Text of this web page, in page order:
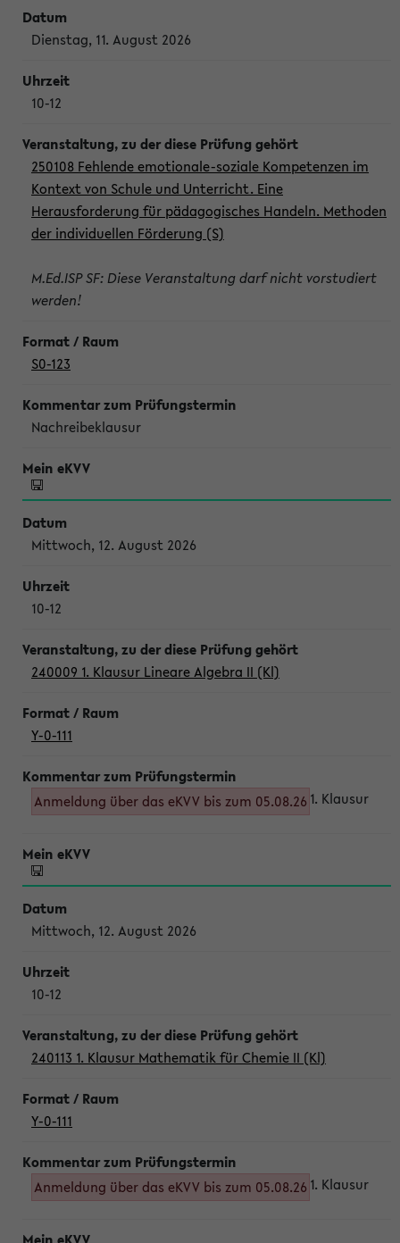
Dienstag, 11. August 2026
10-12
250108 Fehlende emotionale-soziale Kompetenzen im
Kontext von Schule und Unterricht. Eine
Herausforderung für pädagogisches Handeln. Methoden
der individuellen Förderung (S)
M.Ed.ISP SF: Diese Veranstaltung darf nicht vorstudiert
werden!
S0-123
Nachreibeklausur
Mittwoch, 12. August 2026
10-12
240009 1. Klausur Lineare Algebra II (Kl)
Y-0-111
Anmeldung über das eKVV bis zum 05.08.26 1. Klausur
Mittwoch, 12. August 2026
10-12
240113 1. Klausur Mathematik für Chemie II (Kl)
Y-0-111
Anmeldung über das eKVV bis zum 05.08.26 1. Klausur